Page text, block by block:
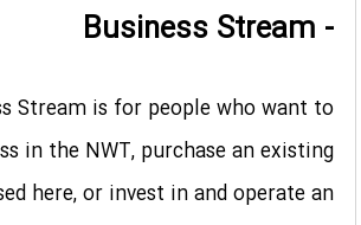
- Business Stream
Stream is for people who want to
in the NWT, purchase an existing
here, or invest in and operate an